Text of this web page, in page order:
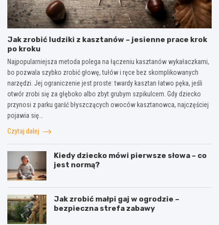
Jak zrobić ludziki z kasztanów – jesienne prace krok
po kroku
Najpopularniejsza metoda polega na łączeniu kasztanów wykałaczkami,
bo pozwala szybko zrobić głowę, tułów i ręce bez skomplikowanych
narzędzi. Jej ograniczenie jest proste: twardy kasztan łatwo pęka, jeśli
otwór zrobi się za głęboko albo zbyt grubym szpikulcem. Gdy dziecko
przynosi z parku garść błyszczących owoców kasztanowca, najczęściej
pojawia się…
Czytaj dalej
Kiedy dziecko mówi pierwsze słowa – co
jest normą?
Jak zrobić małpi gaj w ogrodzie –
bezpieczna strefa zabawy